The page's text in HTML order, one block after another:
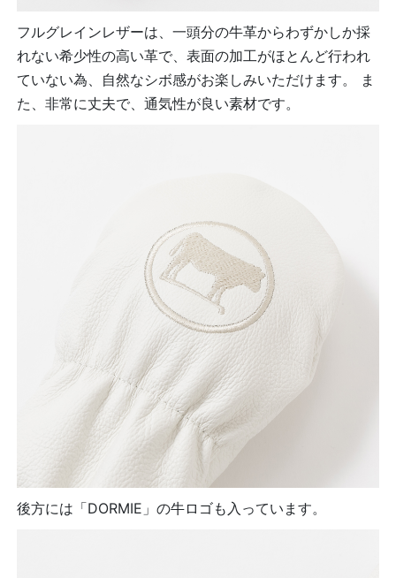
フルグレインレザーは、一頭分の牛革からわずかしか採
れない希少性の高い革で、表面の加工がほとんど行われ
ていない為、自然なシボ感がお楽しみいただけます。 ま
た、非常に丈夫で、通気性が良い素材です。
後方には「DORMIE」の牛ロゴも入っています。